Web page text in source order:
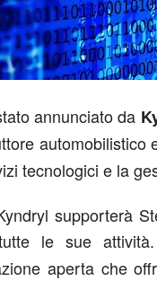
annunciato da
automobilistico
tecnologici e la
supporterà
le sue attività.
aperta che